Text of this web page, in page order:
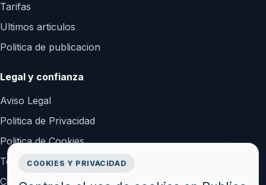
Tarifas
Ultimos articulos
Politica de publicacion
Legal y confianza
Aviso Legal
Politica de Privacidad
Politica de Cookies
Terminos y Condiciones
Configurar cookies
COOKIES Y PRIVACIDAD